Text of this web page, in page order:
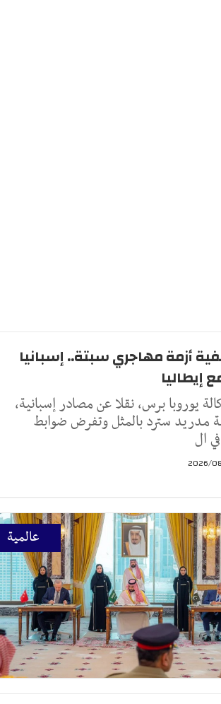
أزمة مهاجري سبتة.. إسبانيا
إيطاليا
يوروبا برس، نقلا عن مصادر إسبانية،
مدريد سترد بالمثل وتفرض ضوابط
ال
عالمية